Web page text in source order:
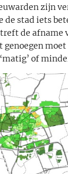
zijn
de stad iets
de afname
genoegen
of